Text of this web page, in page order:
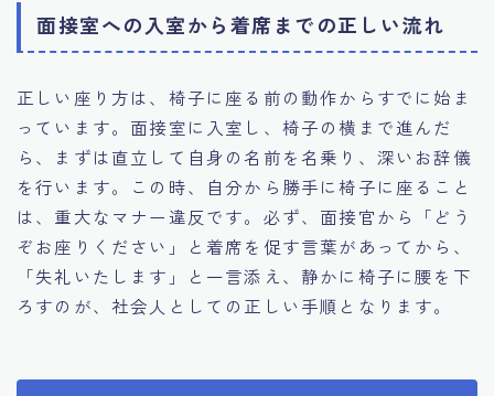
面接室への入室から着席までの正しい流れ
正しい座り方は、椅子に座る前の動作からすでに始ま
っています。面接室に入室し、椅子の横まで進んだ
ら、まずは直立して自身の名前を名乗り、深いお辞儀
を行います。この時、自分から勝手に椅子に座ること
は、重大なマナー違反です。必ず、面接官から「どう
ぞお座りください」と着席を促す言葉があってから、
「失礼いたします」と一言添え、静かに椅子に腰を下
ろすのが、社会人としての正しい手順となります。